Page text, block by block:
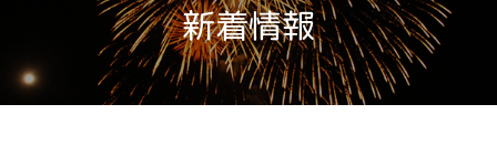
新着情報